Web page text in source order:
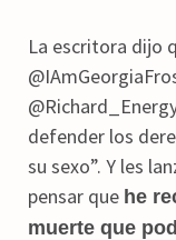
La escritora dijo
defender los
su sexo”. Y les
pensar que he
muerte que